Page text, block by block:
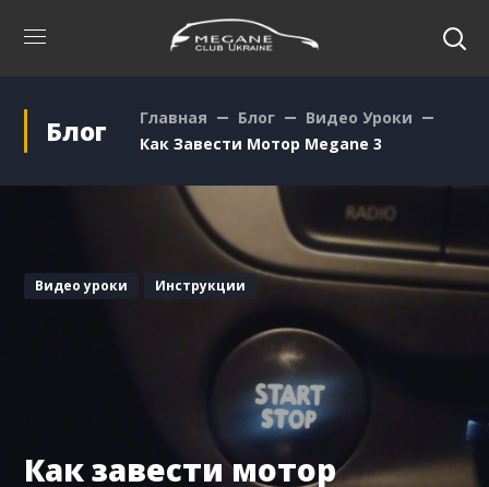
Блог Главная Блог
Видео Уроки
Как Завести Мотор Megane 3
Видео уроки Инструкции
Как завести мотор